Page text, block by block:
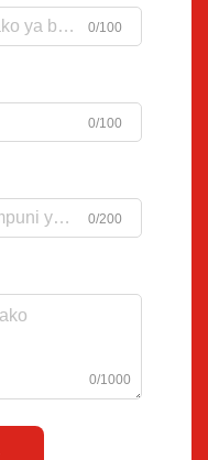
0/100
0/100
0/200
0/1000